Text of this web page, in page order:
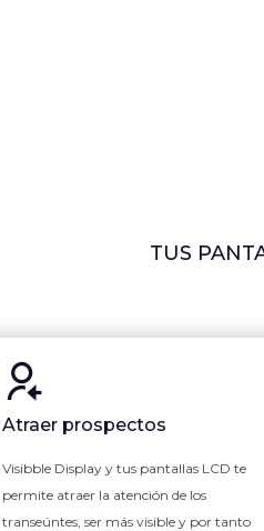
TUS
Atraer prospectos
Visibble Display y tus pantallas LCD te
permite atraer la atención de los
transeúntes, ser más visible y por tanto